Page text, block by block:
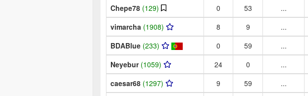
Chepe78 (129) 0 53
...
vimarcha (1908) 8 9
...
BDABlue (233) 0 59
...
Neyebur (1059) 24 0
...
caesar68 (1297) 9 59 ...